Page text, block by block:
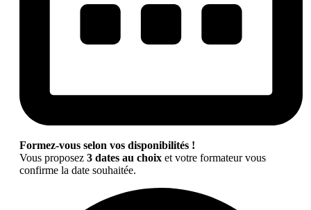
Formez-vous selon vos disponibilités !
Vous proposez 3 dates au choix et votre formateur vous
confirme la date souhaitée.